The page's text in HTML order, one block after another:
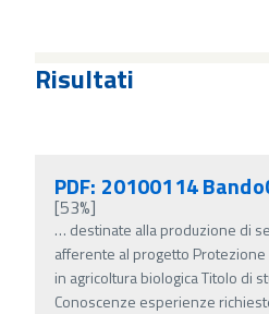
Risultati
PDF: 20100114
[53%]
… destinate alla produzione di
afferente al progetto
in agricoltura biologica Titolo di
Conoscenze esperienze